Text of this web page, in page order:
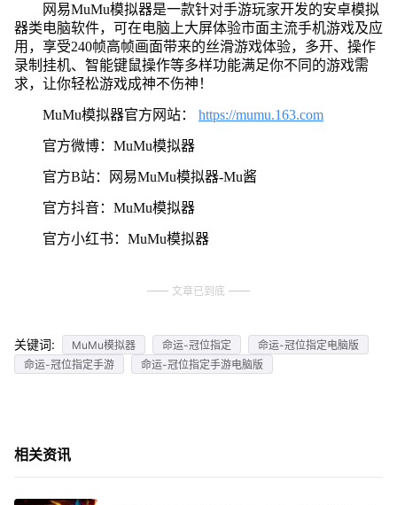
网易MuMu模拟器是一款针对手游玩家开发的安卓模拟
器类电脑软件，可在电脑上大屏体验市面主流手机游戏及应
用，享受240帧高帧画面带来的丝滑游戏体验，多开、操作
录制挂机、智能键鼠操作等多样功能满足你不同的游戏需
求，让你轻松游戏成神不伤神！
MuMu模拟器官方网站： https://mumu.163.com
官方微博：MuMu模拟器
官方B站：网易MuMu模拟器-Mu酱
官方抖音：MuMu模拟器
官方小红书：MuMu模拟器
文章已到底
关键词: MuMu模拟器 命运-冠位指定
命运-冠位指定电脑版
命运-冠位指定手游
命运-冠位指定手游电脑版
相关资讯